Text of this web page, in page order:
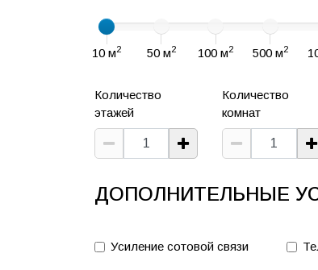
10 м2 50 м2 100 м2 500 м2
Количество
этажей
Количество
комнат
ДОПОЛНИТЕЛЬНЫЕ
Усиление сотовой связи